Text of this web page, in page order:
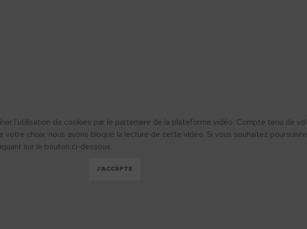
l’utilisation de cookies par le partenaire de la plateforme vidéo. Compte tenu de
choix, nous avons bloqué la lecture de cette vidéo. Si vous souhaitez poursuivre
sur le bouton ci-dessous.
J'ACCEPTE